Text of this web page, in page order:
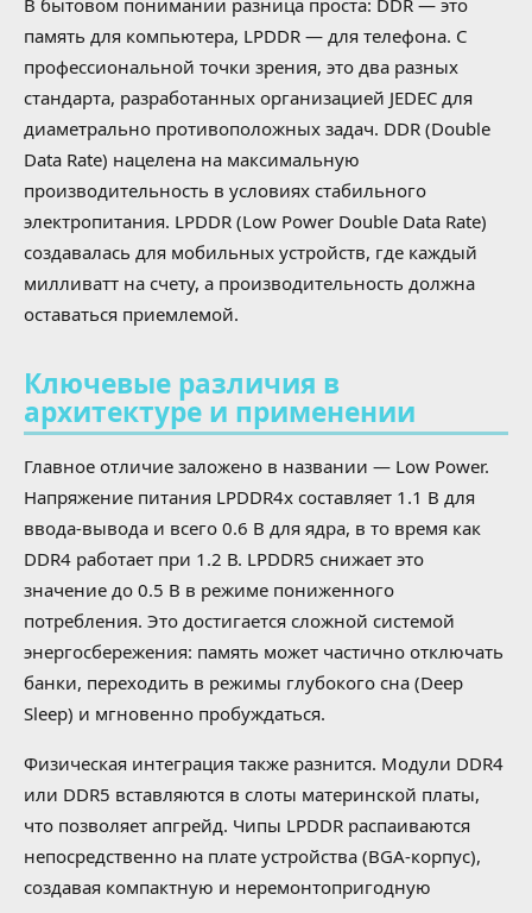
В бытовом понимании разница проста: DDR — это
память для компьютера, LPDDR — для телефона. С
профессиональной точки зрения, это два разных
стандарта, разработанных организацией JEDEC для
диаметрально противоположных задач. DDR (Double
Data Rate) нацелена на максимальную
производительность в условиях стабильного
электропитания. LPDDR (Low Power Double Data Rate)
создавалась для мобильных устройств, где каждый
милливатт на счету, а производительность должна
оставаться приемлемой.
Ключевые различия в
архитектуре и применении
Главное отличие заложено в названии — Low Power.
Напряжение питания LPDDR4x составляет 1.1 В для
ввода-вывода и всего 0.6 В для ядра, в то время как
DDR4 работает при 1.2 В. LPDDR5 снижает это
значение до 0.5 В в режиме пониженного
потребления. Это достигается сложной системой
энергосбережения: память может частично отключать
банки, переходить в режимы глубокого сна (Deep
Sleep) и мгновенно пробуждаться.
Физическая интеграция также разнится. Модули DDR4
или DDR5 вставляются в слоты материнской платы,
что позволяет апгрейд. Чипы LPDDR распаиваются
непосредственно на плате устройства (BGA-корпус),
создавая компактную и неремонтопригодную